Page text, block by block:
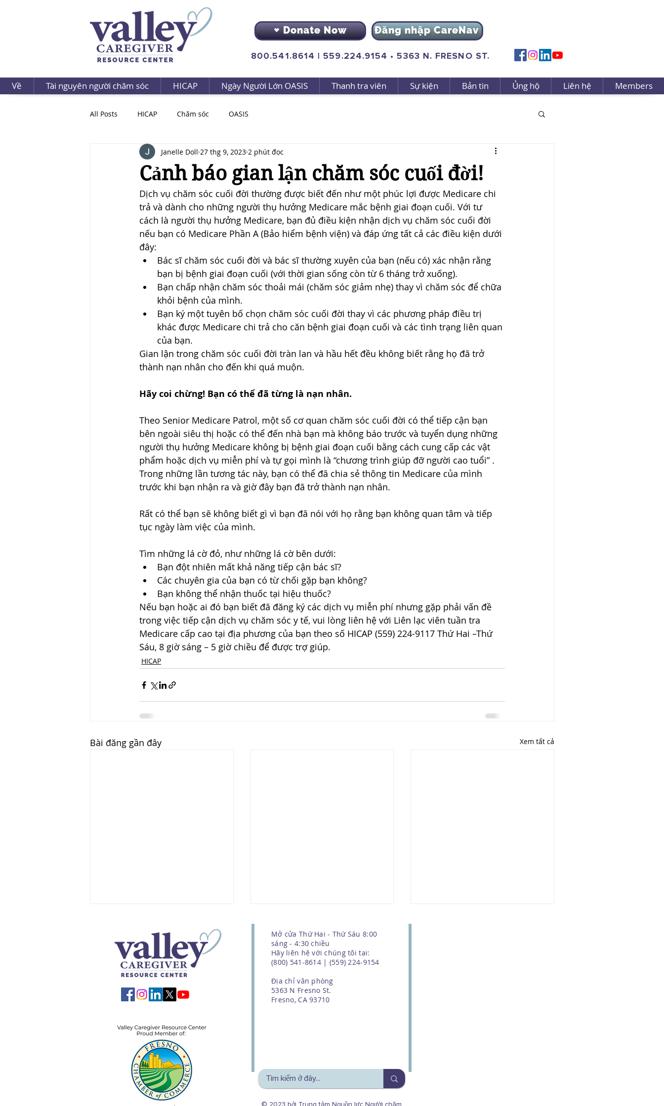
Donate Now Đăng nhập CareNav
800.541.8614 |559.224.9154 •5363 N. FRESNO ST.
Về Tài nguyên người chăm sóc HICAP Ngày Người Lớn OASIS Thanh tra viên Sự kiện Bản tin Ủng hộ Liên hệ Members
All Posts HICAP Chăm sóc OASIS
Cảnh báo gian lận chăm sóc cuối đời!
Janelle Doll 27 thg 9, 2023 2 phút đọc
Dịch vụ chăm sóc cuối đời thường được biết đến như một phúc lợi được Medicare chi
trả và dành cho những người thụ hưởng Medicare mắc bệnh giai đoạn cuối. Với tư
cách là người thụ hưởng Medicare, bạn đủ điều kiện nhận dịch vụ chăm sóc cuối đời
nếu bạn có Medicare Phần A (Bảo hiểm bệnh viện) và đáp ứng tất cả các điều kiện dưới
đây:
Bác sĩ chăm sóc cuối đời và bác sĩ thường xuyên của bạn (nếu có) xác nhận rằng
bạn bị bệnh giai đoạn cuối (với thời gian sống còn từ 6 tháng trở xuống).
Bạn chấp nhận chăm sóc thoải mái (chăm sóc giảm nhẹ) thay vì chăm sóc để chữa
khỏi bệnh của mình.
Bạn ký một tuyên bố chọn chăm sóc cuối đời thay vì các phương pháp điều trị
khác được Medicare chi trả cho căn bệnh giai đoạn cuối và các tình trạng liên quan
của bạn.
Gian lận trong chăm sóc cuối đời tràn lan và hầu hết đều không biết rằng họ đã trở
thành nạn nhân cho đến khi quá muộn.
Hãy coi chừng! Bạn có thể đã từng là nạn nhân.
Theo Senior Medicare Patrol, một số cơ quan chăm sóc cuối đời có thể tiếp cận bạn
bên ngoài siêu thị hoặc có thể đến nhà bạn mà không báo trước và tuyển dụng những
người thụ hưởng Medicare không bị bệnh giai đoạn cuối bằng cách cung cấp các vật
phẩm hoặc dịch vụ miễn phí và tự gọi mình là “chương trình giúp đỡ người cao tuổi” .
Trong những lần tương tác này, bạn có thể đã chia sẻ thông tin Medicare của mình
trước khi bạn nhận ra và giờ đây bạn đã trở thành nạn nhân.
Rất có thể bạn sẽ không biết gì vì bạn đã nói với họ rằng bạn không quan tâm và tiếp
tục ngày làm việc của mình.
Tìm những lá cờ đỏ, như những lá cờ bên dưới:
Bạn đột nhiên mất khả năng tiếp cận bác sĩ?
Các chuyên gia của bạn có từ chối gặp bạn không?
Bạn không thể nhận thuốc tại hiệu thuốc?
Nếu bạn hoặc ai đó bạn biết đã đăng ký các dịch vụ miễn phí nhưng gặp phải vấn đề
trong việc tiếp cận dịch vụ chăm sóc y tế, vui lòng liên hệ với Liên lạc viên tuần tra
Medicare cấp cao tại địa phương của bạn theo số HICAP (559) 224-9117 Thứ Hai –Thứ
Sáu, 8 giờ sáng – 5 giờ chiều để được trợ giúp.
HICAP
Bài đăng gần đây Xem tất cả
Bạn có đủ điều kiện nhận
sớm không?
Đừng trở thành nạn nhân
Mở cửa Thứ Hai - Thứ Sáu 8:00
sáng - 4:30 chiều
Hãy liên hệ với chúng tôi tại:
(800) 541-8614 | (559) 224-9154
Địa chỉ văn phòng
5363 N Fresno St.
Fresno, CA 93710